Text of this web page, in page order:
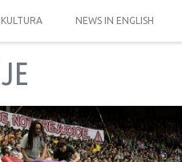
KULTURA NEWS IN ENGLISH